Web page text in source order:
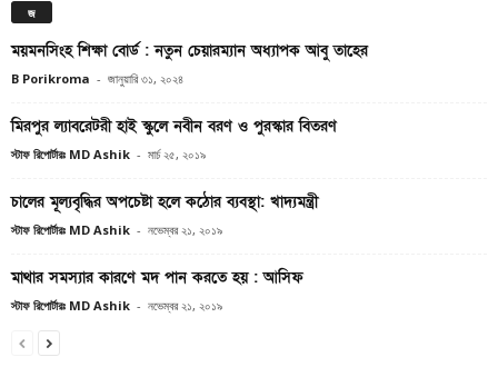
জ
ময়মনসিংহ শিক্ষা বোর্ড : নতুন চেয়ারম্যান অধ্যাপক আবু তাহের
B Porikroma - জানুয়ারি ৩১, ২০২৪
মিরপুর ল্যাবরেটরী হাই স্কুলে নবীন বরণ ও পুরস্কার বিতরণ
স্টাফ রিপোর্টারঃ MD Ashik - মার্চ ২৫, ২০১৯
চালের মূল্যবৃদ্ধির অপচেষ্টা হলে কঠোর ব্যবস্থা: খাদ্যমন্ত্রী
স্টাফ রিপোর্টারঃ MD Ashik - নভেম্বর ২১, ২০১৯
মাথার সমস্যার কারণে মদ পান করতে হয় : আসিফ
স্টাফ রিপোর্টারঃ MD Ashik - নভেম্বর ২১, ২০১৯